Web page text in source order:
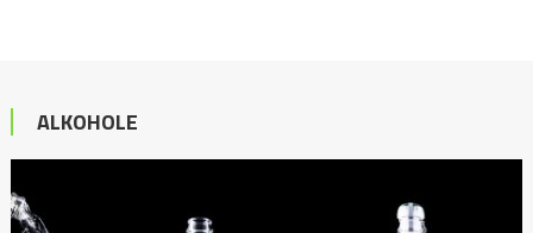
ALKOHOLE